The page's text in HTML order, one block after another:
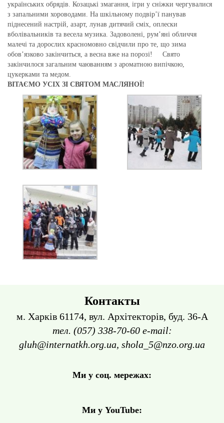
українських обрядів. Козацькі змагання, ігри у сніжки чергувалися
з запальними хороводами. На шкільному подвір’ї панував
піднесений настрій, азарт, лунав дитячий сміх, оплески
вболівальників та весела музика. Задоволені, рум’яні обличчя
малечі та дорослих красномовно свідчили про те, що зима
обов’язково закінчиться, а весна вже на порозі! Свято
закінчилося загальним чаюванням з ароматною випічкою,
цукерками та медом.
ВІТАЄМО УСІХ ЗІ СВЯТОМ МАСЛЯНОЇ!
Контакты
м. Харків 61174, вул. Архітекторів, буд. 36-А
тел. (057) 338-70-60 e-mail:
gluh@internatkh.org.ua, shola_5@nzo.org.ua
Ми у соц. мережах:
Ми у YouTube: